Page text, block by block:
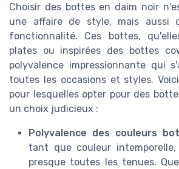
Choisir des bottes en daim noir
une affaire de style, mais
fonctionnalité. Ces bottes,
plates ou inspirées des bottes
polyvalence impressionnante qui
toutes les occasions et styles.
pour lesquelles opter pour des
un choix judicieux :
Polyvalence des couleurs
tant que couleur intemporelle,
presque toutes les tenues.